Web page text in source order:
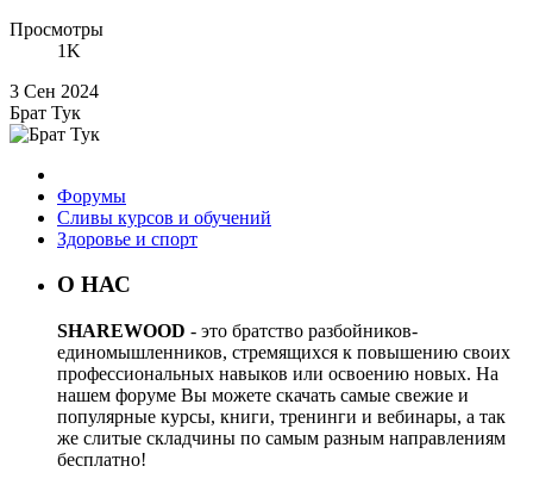
Просмотры
1K
3 Сен 2024
Брат Тук
Форумы
Сливы курсов и обучений
Здоровье и спорт
О НАС
SHAREWOOD - это братство разбойников-
единомышленников, стремящихся к повышению своих
профессиональных навыков или освоению новых. На
нашем форуме Вы можете скачать самые свежие и
популярные курсы, книги, тренинги и вебинары, а так
же слитые складчины по самым разным направлениям
бесплатно!